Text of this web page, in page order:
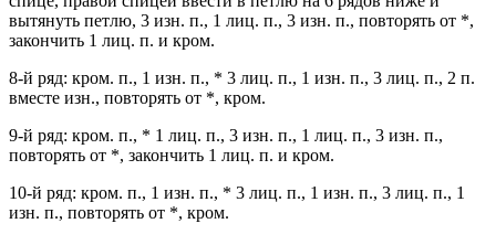
вытянуть петлю, 3 изн. п., 1 лиц. п., 3 изн. п., повторять от *,
закончить 1 лиц. п. и кром.
8-й ряд: кром. п., 1 изн. п., * 3 лиц. п., 1 изн. п., 3 лиц. п., 2 п.
вместе изн., повторять от *, кром.
9-й ряд: кром. п., * 1 лиц. п., 3 изн. п., 1 лиц. п., 3 изн. п.,
повторять от *, закончить 1 лиц. п. и кром.
10-й ряд: кром. п., 1 изн. п., * 3 лиц. п., 1 изн. п., 3 лиц. п., 1
изн. п., повторять от *, кром.